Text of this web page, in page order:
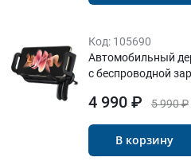
Код: 105690
Автомобильный
с беспроводной
5 990 ₽
4 990 ₽
В корзину